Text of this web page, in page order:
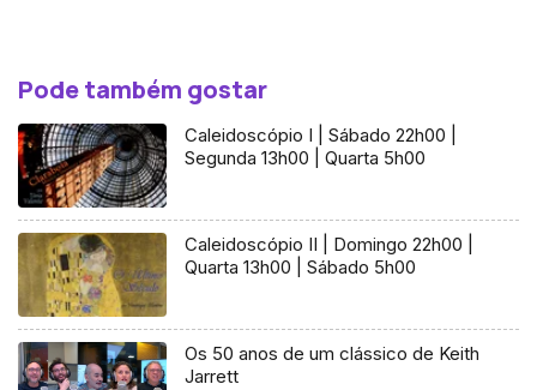
Pode também gostar
Caleidoscópio I | Sábado 22h00 |
Segunda 13h00 | Quarta 5h00
Caleidoscópio II | Domingo 22h00 |
Quarta 13h00 | Sábado 5h00
Os 50 anos de um clássico de Keith
Jarrett